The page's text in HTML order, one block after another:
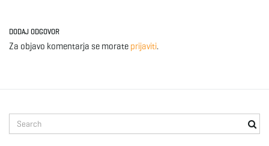
DODAJ ODGOVOR
Za objavo komentarja se morate prijaviti.
e